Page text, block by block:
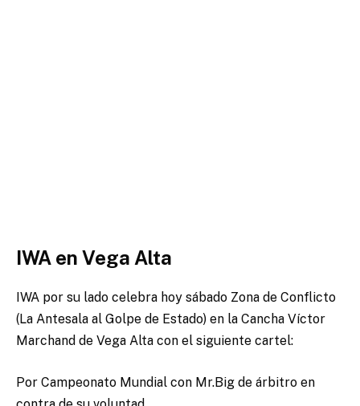
IWA en Vega Alta
IWA por su lado celebra hoy sábado Zona de Conflicto
(La Antesala al Golpe de Estado) en la Cancha Víctor
Marchand de Vega Alta con el siguiente cartel:
Por Campeonato Mundial con Mr.Big de árbitro en